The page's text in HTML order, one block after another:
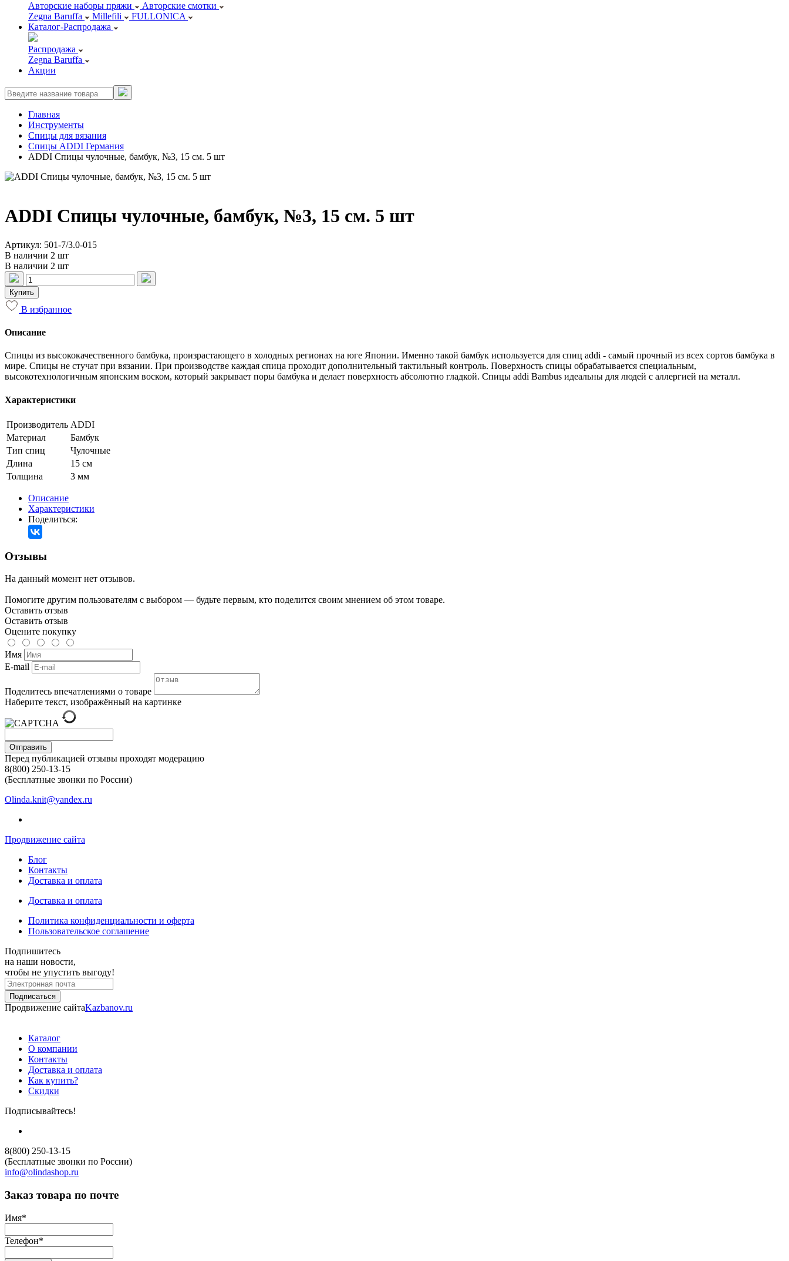
Авторские наборы пряжи
Авторские смотки
Zegna Baruffa
Millefili
FULLONICA
Каталог-Распродажа
Распродажа
Zegna Baruffa
Акции
Главная
Инструменты
Спицы для вязания
Спицы ADDI Германия
ADDI Спицы чулочные, бамбук, №3, 15 см. 5 шт
ADDI Спицы чулочные, бамбук, №3, 15 см. 5 шт
Артикул: 501-7/3.0-015
В наличии 2 шт
В наличии 2 шт
Купить
В избранное
Описание
Спицы из высококачественного бамбука, произрастающего в холодных регионах на юге Японии. Именно такой бамбук используется для спиц addi - самый прочный из всех сортов бамбука в
мире. Спицы не стучат при вязании. При производстве каждая спица проходит дополнительный тактильный контроль. Поверхность спицы обрабатывается специальным,
высокотехнологичным японским воском, который закрывает поры бамбука и делает поверхность абсолютно гладкой. Спицы addi Bambus идеальны для людей с аллергией на металл.
Характеристики
Производитель ADDI
Материал
Бамбук
Тип спиц
Чулочные
Длина
15 см
Толщина
3 мм
Описание
Характеристики
Поделиться:
Отзывы
На данный момент нет отзывов.
Помогите другим пользователям с выбором — будьте первым, кто поделится своим мнением об этом товаре.
Оставить отзыв
Оставить отзыв
Оцените покупку
Имя
E-mail
Поделитесь впечатлениями о товаре
Наберите текст, изображённый на картинке
Отправить
Перед публикацией отзывы проходят модерацию
8(800) 250-13-15
(Бесплатные звонки по России)
Olinda.knit@yandex.ru
Продвижение сайта
Блог
Контакты
Доставка и оплата
Доставка и оплата
Политика конфиденциальности и оферта
Пользовательское соглашение
Подпишитесь
на наши новости,
чтобы не упустить выгоду!
Продвижение сайтаKazbanov.ru
Каталог
О компании
Контакты
Доставка и оплата
Как купить?
Скидки
Подписывайтесь!
8(800) 250-13-15
(Бесплатные звонки по России)
info@olindashop.ru
Заказ товара по почте
Имя*
Телефон*